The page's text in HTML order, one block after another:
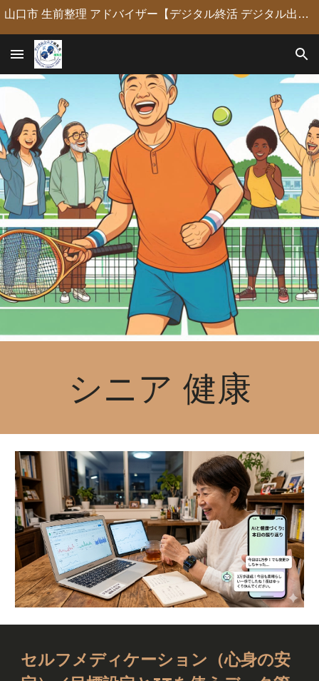
山口市 生前整理 アドバイザー【デジタル終活 デジタル出版 デジタルシニア編集長】定年後の人生の物語を「最高のデジタル資産」に編集・昇華。 古いネガやVHSのデジタル化からプロの構成による自分史動画制作、終活事務までトータルサポート。 長年のキャリアを持つプロがあなたの想いの継承を全力で支援します。
シニア 健康
セルフメディケーション（心身の安